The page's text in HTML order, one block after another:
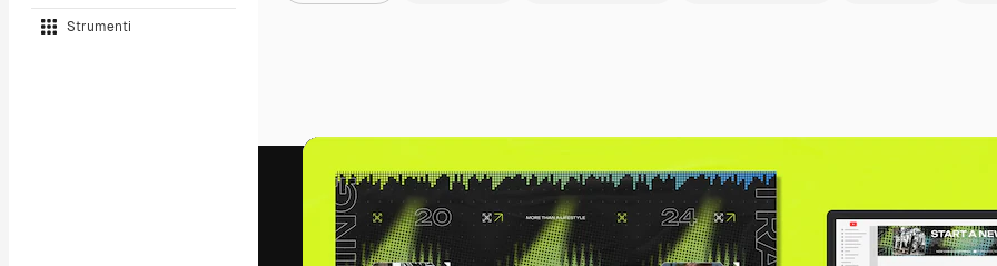
Strumenti
Video
Motion graphic
Modelli di video
Modelli 3D
Prodotti Inizia